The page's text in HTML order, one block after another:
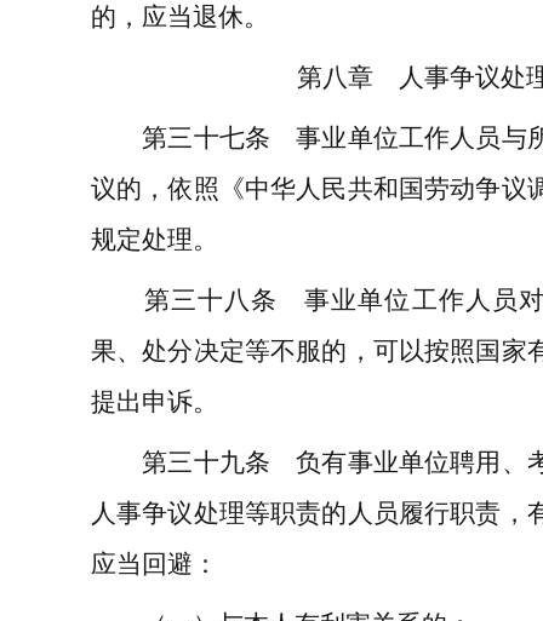
的，应当退休。
第八章 人事争议处
第三十七条 事业单位工作人员与
议的，依照《中华人民共和国劳动争议
规定处理。
第三十八条 事业单位工作人员对
果、处分决定等不服的，可以按照国家
提出申诉。
第三十九条 负有事业单位聘用、
人事争议处理等职责的人员履行职责，
应当回避：